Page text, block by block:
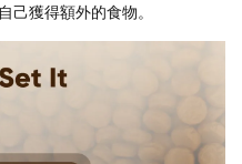
己獲得額外的食物。